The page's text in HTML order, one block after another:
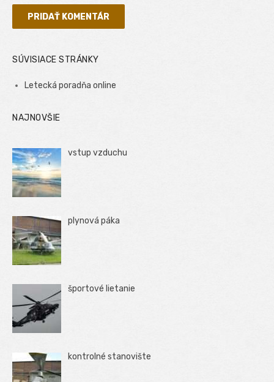
SÚVISIACE STRÁNKY
Letecká poradňa online
NAJNOVŠIE
vstup vzduchu
plynová páka
športové lietanie
kontrolné stanovište